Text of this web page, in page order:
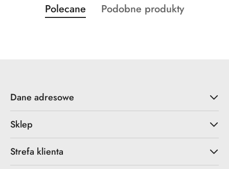
Pomiń karuzelę produktów
Produkty
o
Polecane
Produkty
Podobne produkty
Dane adresowe
Sklep
Strefa klienta